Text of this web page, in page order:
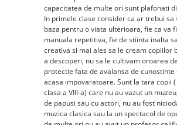
capacitatea de multe ori sunt plafonati
In primele clase consider ca ar trebui
baza pentru o viata ulterioara, fie ca va
manuala repetitiva, fie de stiinta inalta
creativa si mai ales sa le cream copiilor
a descoperi, nu sa le cultivam oroarea
protectie fata de avalansa de
acasa impovaratoare. Sunt la tara copii
clasa a VIII-a) care nu au vazut un
de papusi sau cu actori, nu au fost
muzica clasica sau la un spectacol de